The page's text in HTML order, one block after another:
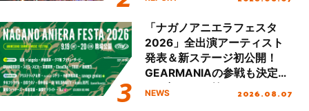
「ナガノアニエラフェスタ
2026」全出演アーティスト
発表＆新ステージ初公開！
GEARMANIAの参戦も決定
し、初となる第3ステージの
NEWS 2026.08.07